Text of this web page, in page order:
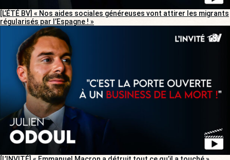
[L’ÉTÉ BV] « Nos aides sociales généreuses vont attirer les migrants
régularisés par l’Espagne ! »